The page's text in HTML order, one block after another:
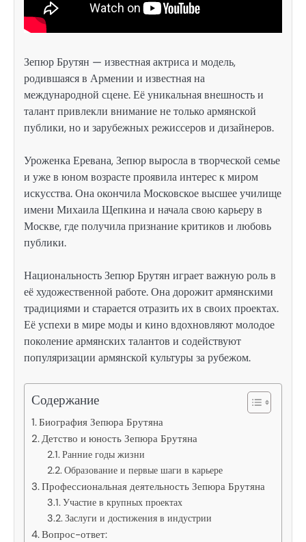
Зепюр Брутян — известная актриса и модель,
родившаяся в Армении и известная на
международной сцене. Её уникальная внешность и
талант привлекли внимание не только армянской
публики, но и зарубежных режиссеров и дизайнеров.
Уроженка Еревана, Зепюр выросла в творческой семье
и уже в юном возрасте проявила интерес к миром
искусства. Она окончила Московское высшее училище
имени Михаила Щепкина и начала свою карьеру в
Москве, где получила признание критиков и любовь
публики.
Национальность Зепюр Брутян играет важную роль в
её художественной работе. Она дорожит армянскими
традициями и старается отразить их в своих проектах.
Её успехи в мире моды и кино вдохновляют молодое
поколение армянских талантов и содействуют
популяризации армянской культуры за рубежом.
Содержание
Биография Зепюра Брутяна
Детство и юность Зепюра Брутяна
Ранние годы жизни
Образование и первые шаги в карьере
Профессиональная деятельность Зепюра Брутяна
Участие в крупных проектах
Заслуги и достижения в индустрии
Вопрос-ответ: